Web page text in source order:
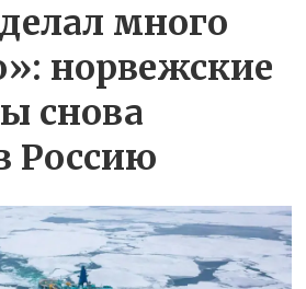
много
норвежские
снова
Россию